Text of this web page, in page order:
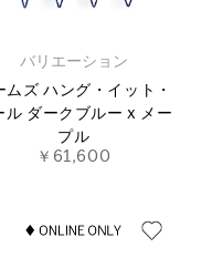
バリエーション
ムズ ハング・イット・
ル ダークブルー x メー
プル
￥61,600